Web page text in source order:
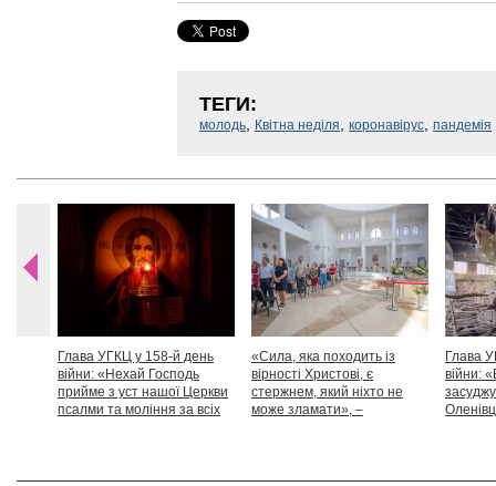
ТЕГИ:
молодь, Квітна неділя, коронавірус, пандемія
Глава УГКЦ у 158-й день
війни: «Нехай Господь
прийме з уст нашої Церкви
псалми та моління за всіх
«Сила, яка походить із
вірності Христові, є
стержнем, який ніхто не
може зламати», –
Глава
війни: